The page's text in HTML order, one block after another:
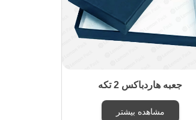
جعبه هاردباکس 2 تکه
مشاهده بیشتر